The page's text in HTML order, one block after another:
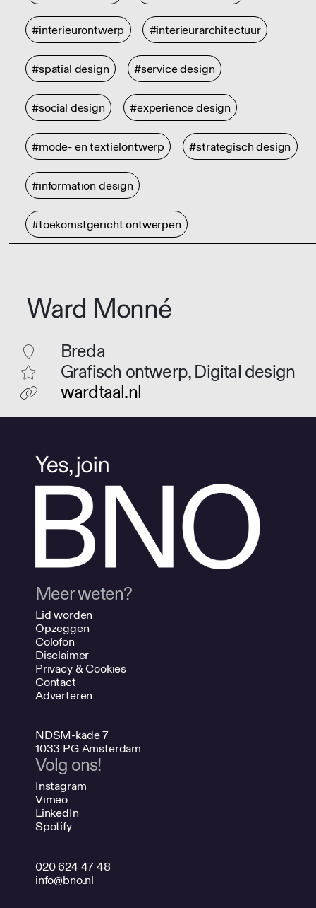
#interieurontwerp #interieurarchitectuur
#spatial design #service design
#social design #experience design
#mode- en textielontwerp #strategisch design
#information design
#toekomstgericht ontwerpen
Ward Monné
Breda
Grafisch ontwerp, Digital design
wardtaal.nl
Meer weten?
Lid worden
Opzeggen
Colofon
Disclaimer
Privacy & Cookies
Contact
Adverteren
NDSM-kade 7
1033 PG Amsterdam
Volg ons!
Instagram
Vimeo
LinkedIn
Spotify
020 624 47 48
info@bno.nl